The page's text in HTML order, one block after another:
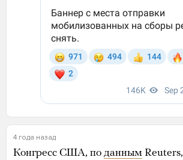
4 года назад
Конгресс США, по данным Reuters,